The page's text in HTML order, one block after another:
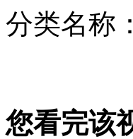
韩魔鬼训练营:少年
分类名称
您看完该